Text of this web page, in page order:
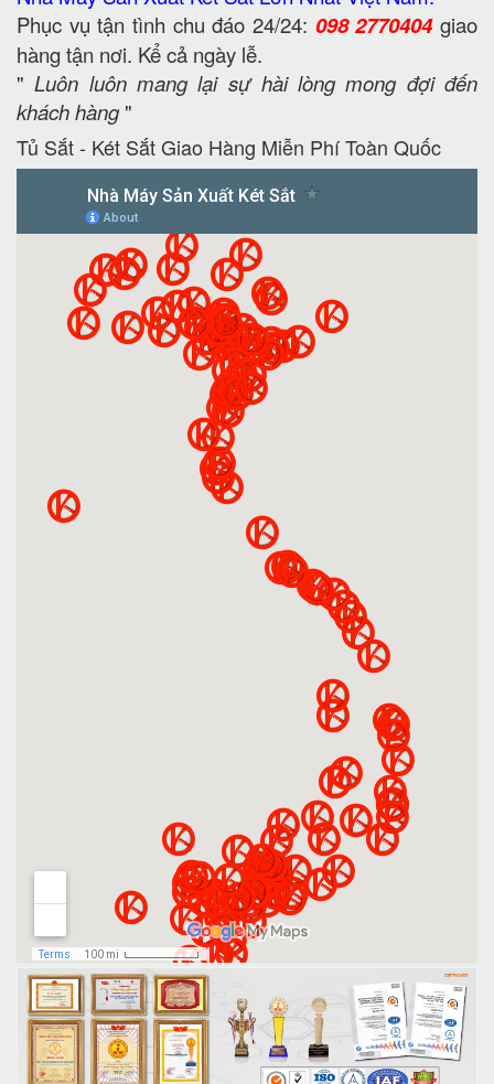
Phục vụ tận tình chu đáo 24/24: 098 2770404giao
hàng tận nơi. Kể cả ngày lễ.
"Luôn luôn mang lại sự hài lòng mong đợi đến
khách hàng"
Tủ Sắt - Két Sắt Giao Hàng Miễn Phí Toàn Quốc